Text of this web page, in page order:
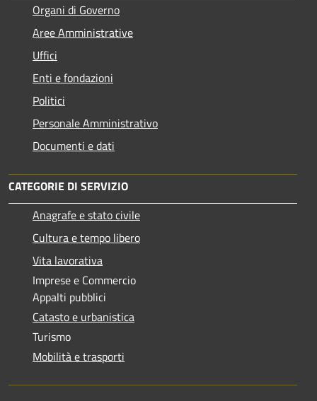
Organi di Governo
Aree Amministrative
Uffici
Enti e fondazioni
Politici
Personale Amministrativo
Documenti e dati
CATEGORIE DI SERVIZIO
Anagrafe e stato civile
Cultura e tempo libero
Vita lavorativa
Imprese e Commercio
Appalti pubblici
Catasto e urbanistica
Turismo
Mobilità e trasporti